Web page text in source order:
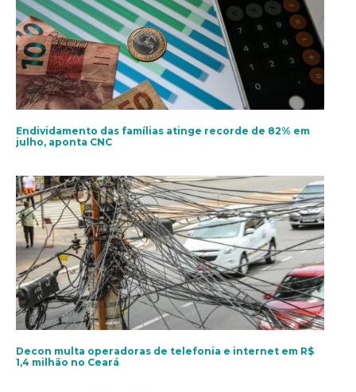
Endividamento das famílias atinge recorde de 82% em
julho, aponta CNC
Decon multa operadoras de telefonia e internet em R$
1,4 milhão no Ceará